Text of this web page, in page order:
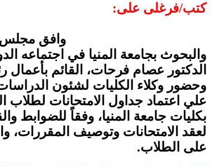
كتب/فرغلى على:
وافق مجلس
والبحوث بجامعة المنيا في اجتماعه
الدكتور عصام فرحات، القائم بأعمال
وحضور وكلاء الكليات لشئون الدراسات
علي اعتماد جداول الامتحانات لطلاب
بكليات جامعة المنيا، وفقاً للضوابط
لعقد الامتحانات وتوصيف المقررات،
على الطلاب.